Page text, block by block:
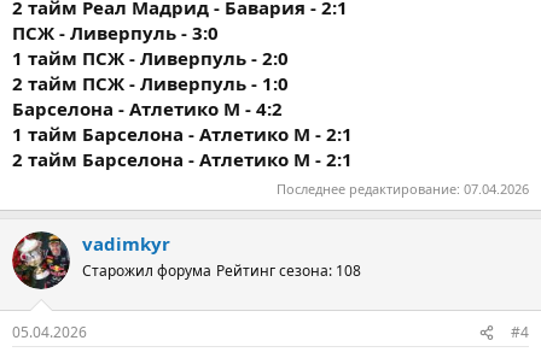
2 тайм Реал Мадрид - Бавария - 2:1
ПСЖ - Ливерпуль - 3:0
1 тайм ПСЖ - Ливерпуль - 2:0
2 тайм ПСЖ - Ливерпуль - 1:0
Барселона - Атлетико М - 4:2
1 тайм Барселона - Атлетико М - 2:1
2 тайм Барселона - Атлетико М - 2:1
Последнее редактирование: 07.04.2026
vadimkyr
Старожил форума Рейтинг сезона: 108
05.04.2026 #4